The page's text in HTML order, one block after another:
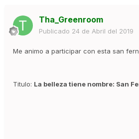
Tha_Greenroom
Publicado 24 de Abril del 2019
Me animo a participar con esta san
Titulo: La belleza tiene nombre: San